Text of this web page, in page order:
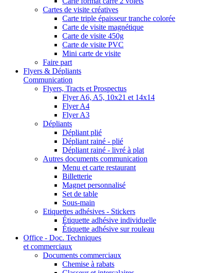
Cartes de visite créatives
Carte triple épaisseur tranche colorée
Carte de visite magnétique
Carte de visite 450g
Carte de visite PVC
Mini carte de visite
Faire part
Flyers & Dépliants
Communication
Flyers, Tracts et Prospectus
Flyer A6, A5, 10x21 et 14x14
Flyer A4
Flyer A3
Dépliants
Dépliant plié
Dépliant rainé - plié
Dépliant rainé - livré à plat
Autres documents communication
Menu et carte restaurant
Billetterie
Magnet personnalisé
Set de table
Sous-main
Etiquettes adhésives - Stickers
Étiquette adhésive individuelle
Étiquette adhésive sur rouleau
Office - Doc. Techniques
et commerciaux
Documents commerciaux
Chemise à rabats